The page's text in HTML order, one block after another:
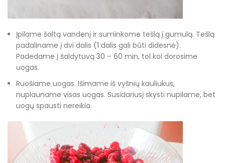
Įpilame šaltą vandenį ir suminkome tešlą į gumulą. Tešlą
padaliname į dvi dalis (1 dalis gali būti didesnė).
Padedame į šaldytuvą 30 – 60 min, tol kol dorosime
uogas.
Ruošiame uogas. Išimame iš vyšnių kauliukus,
nuplauname visas uogas. Susidariusį skysti nupilame, bet
uogų spausti nereikia.